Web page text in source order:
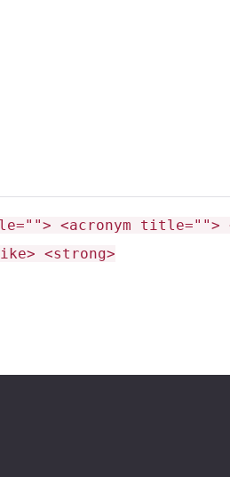
<acronym title="">
<strong>